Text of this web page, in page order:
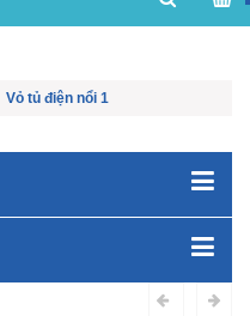
Vỏ tủ điện nổi 1